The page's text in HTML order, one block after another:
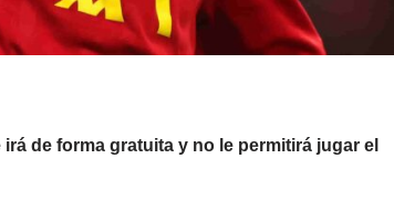
de forma gratuita y no le permitirá jugar el